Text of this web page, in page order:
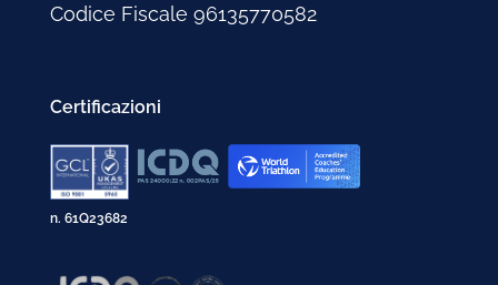
Codice Fiscale 96135770582
Certificazioni
n. 61Q23682